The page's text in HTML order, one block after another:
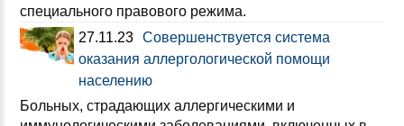
специального правового режима.
27.11.23 Совершенствуется система
оказания аллергологической помощи
населению
Больных, страдающих аллергическими и